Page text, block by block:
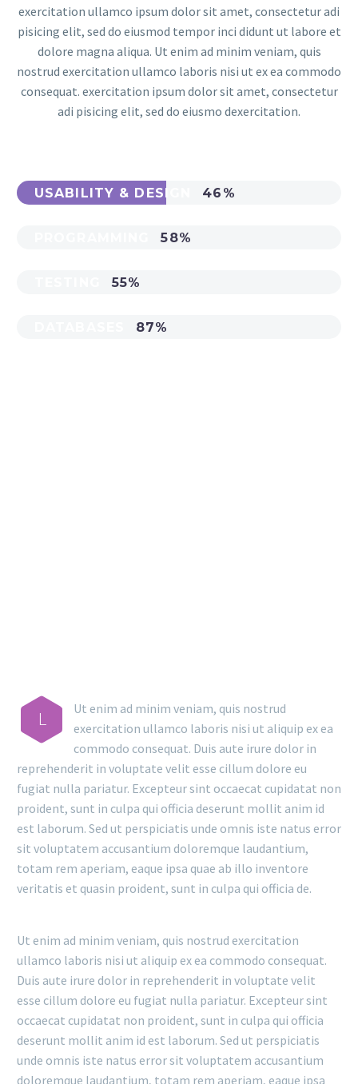
exercitation ullamco ipsum dolor sit amet, consectetur adi
pisicing elit, sed do eiusmod tempor inci didunt ut labore et
dolore magna aliqua. Ut enim ad minim veniam, quis
nostrud exercitation ullamco laboris nisi ut ex ea commodo
consequat. exercitation ipsum dolor sit amet, consectetur
adi pisicing elit, sed do eiusmo dexercitation.
USABILITY & DESIGN 46%
58%
55%
87%
L
Ut enim ad minim veniam, quis nostrud
exercitation ullamco laboris nisi ut aliquip ex ea
commodo consequat. Duis aute irure dolor in
reprehenderit in voluptate velit esse cillum dolore eu
fugiat nulla pariatur. Excepteur sint occaecat cupidatat non
proident, sunt in culpa qui officia deserunt mollit anim id
est laborum. Sed ut perspiciatis unde omnis iste natus error
sit voluptatem accusantium doloremque laudantium,
totam rem aperiam, eaque ipsa quae ab illo inventore
veritatis et quasin proident, sunt in culpa qui officia de.
Ut enim ad minim veniam, quis nostrud exercitation
ullamco laboris nisi ut aliquip ex ea commodo consequat.
Duis aute irure dolor in reprehenderit in voluptate velit
esse cillum dolore eu fugiat nulla pariatur. Excepteur sint
occaecat cupidatat non proident, sunt in culpa qui officia
deserunt mollit anim id est laborum. Sed ut perspiciatis
unde omnis iste natus error sit voluptatem accusantium
doloremque laudantium, totam rem aperiam, eaque ipsa